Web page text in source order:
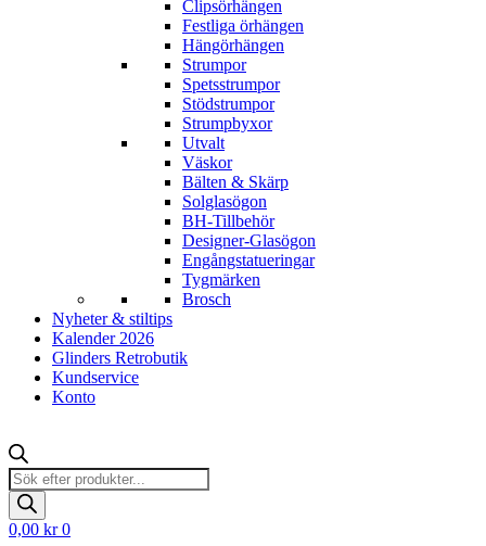
Clipsörhängen
Festliga örhängen
Hängörhängen
Strumpor
Spetsstrumpor
Stödstrumpor
Strumpbyxor
Utvalt
Väskor
Bälten & Skärp
Solglasögon
BH-Tillbehör
Designer-Glasögon
Engångstatueringar
Tygmärken
Brosch
Nyheter & stiltips
Kalender 2026
Glinders Retrobutik
Kundservice
Konto
Products
search
0,00 kr 0